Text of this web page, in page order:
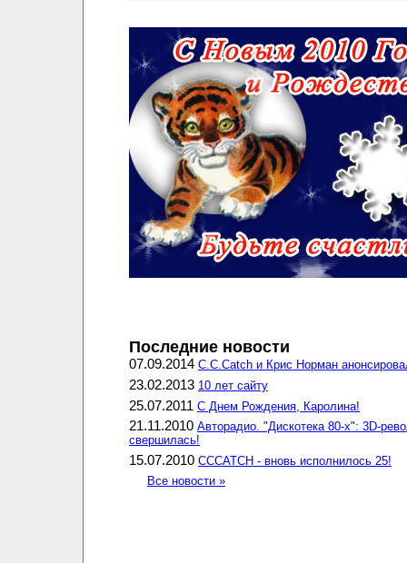
Последние новости
07.09.2014 C.C.Catch и Крис Норман
23.02.2013 10 лет сайту
25.07.2011 С Днем Рождения, Каролина!
21.11.2010 Авторадио. "Дискотека 80-х": 3D-
свершилась!
15.07.2010 CCCATCH - вновь исполнилось 25!
Все новости »